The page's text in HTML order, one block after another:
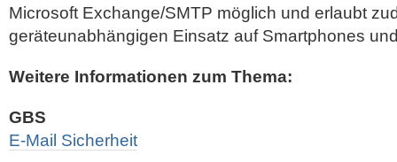
Microsoft Exchange/SMTP möglich und erlaubt
geräteunabhängigen Einsatz auf Smartphones
Weitere Informationen zum Thema:
GBS
E-Mail Sicherheit